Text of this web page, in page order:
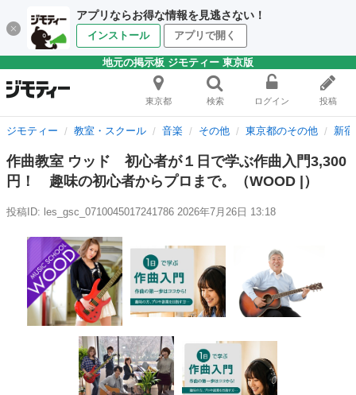
アプリならお得な情報を見逃さない！
インストール アプリで開く
地元の掲示板 ジモティー 東京版
東京都 検索 ログイン 投稿
ジモティー 教室・スクール 音楽 その他 東京都のその他 新
作曲教室 ウッド 初心者が１日で学ぶ作曲入門3,300
円！ 趣味の初心者からプロまで。（WOOD |）
投稿ID: les_gsc_0710045017241786 2026年7月26日 13:18